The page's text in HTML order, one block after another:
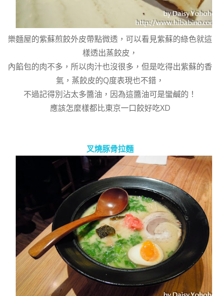
樂麵屋的紫蘇煎餃外皮帶點微透，可以看見紫蘇的綠色就這
樣透出蒸餃皮，
內餡包的肉不多，所以肉汁也沒很多，但是吃得出紫蘇的香
氣，蒸餃皮的Q度表現也不錯，
不過記得別沾太多醬油，因為這醬油可是蠻鹹的！
應該怎麼樣都比東京一口餃好吃XD
叉燒豚骨拉麵